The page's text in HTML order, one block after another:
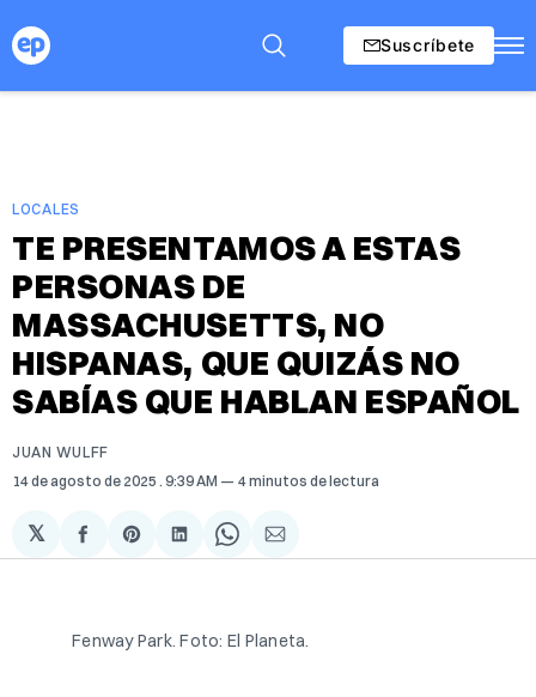
Suscríbete
LOCALES
TE PRESENTAMOS A ESTAS
PERSONAS DE
MASSACHUSETTS, NO
HISPANAS, QUE QUIZÁS NO
SABÍAS QUE HABLAN ESPAÑOL
JUAN WULFF
14 de agosto de 2025 . 9:39 AM 4 minutos de lectura
𝕏
Compartir
en
Share
on
Compartir
en
Share
on
Compartir
via
Fenway Park. Foto: El Planeta.